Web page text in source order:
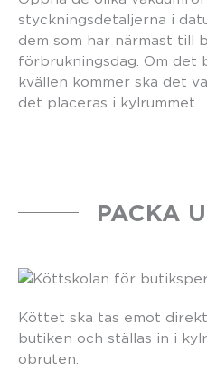
styckningsdetaljerna i
dem som har närmast till
förbrukningsdag. Om det
kvällen kommer ska det
det placeras i kylrummet.
PACKA
Köttet ska tas emot
butiken och ställas in i
obruten.